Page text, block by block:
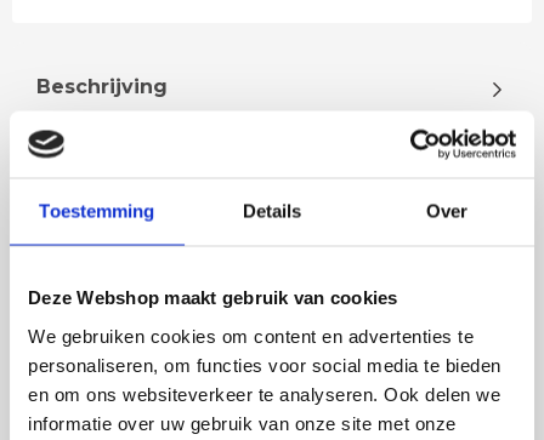
Toestemming Details Over
Deze Webshop maakt gebruik van cookies
We gebruiken cookies om content en advertenties te
personaliseren, om functies voor social media te bieden
en om ons websiteverkeer te analyseren. Ook delen we
informatie over uw gebruik van onze site met onze
Beschrijving
Mooi wit kleurig wandlamp Wandlamp is inclusief
LED 2 x 6,5 watt De lamp geeft 2 x 650 lumen en is
Rian
Anne